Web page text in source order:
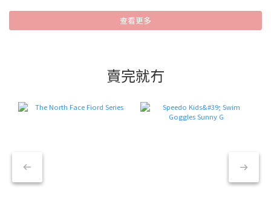
查看更多
賣完就冇